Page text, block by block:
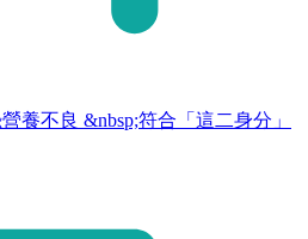
養不良 &nbsp;符合「這二身分」